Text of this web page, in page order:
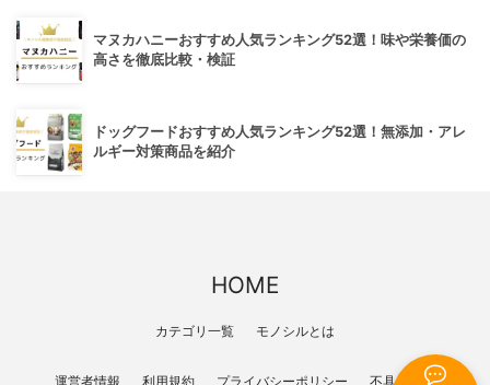
マヌカハニーおすすめ人気ランキング52選！味や栄養価の
高さを徹底比較・検証
ドッグフードおすすめ人気ランキング52選！無添加・アレ
ルギー対策商品を紹介
HOME
カテゴリ一覧 モノシルとは
運営者情報 利用規約 プライバシーポリシー 不具合報告